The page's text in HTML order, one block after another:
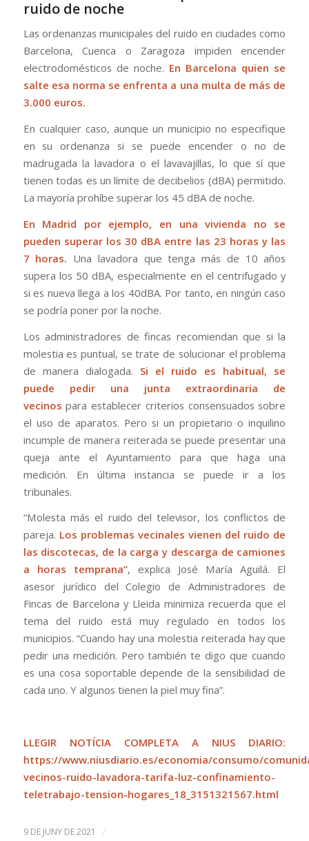
ruido de noche
Las ordenanzas municipales del ruido en ciudades como
Barcelona, Cuenca o Zaragoza impiden encender
electrodomésticos de noche. En Barcelona quien se
salte esa norma se enfrenta a una multa de más de
3.000 euros.
En cualquier caso, aunque un municipio no especifique
en su ordenanza si se puede encender o no de
madrugada la lavadora o el lavavajillas, lo que sí que
tienen todas es un límite de decibelios (dBA) permitido.
La mayoría prohíbe superar los 45 dBA de noche.
En Madrid por ejemplo, en una vivienda no se
pueden superar los 30 dBA entre las 23 horas y las
7 horas. Una lavadora que tenga más de 10 años
supera los 50 dBA, especialmente en el centrifugado y
si es nueva llega a los 40dBA. Por tanto, en ningún caso
se podría poner por la noche.
Los administradores de fincas recomiendan que si la
molestia es puntual, se trate de solucionar el problema
de manera dialogada. Si el ruido es habitual, se
puede pedir una junta extraordinaria de
vecinos para establecer criterios consensuados sobre
el uso de aparatos. Pero si un propietario o inquilino
incumple de manera reiterada se puede presentar una
queja ante el Ayuntamiento para que haga una
medición. En última instancia se puede ir a los
tribunales.
“Molesta más el ruido del televisor, los conflictos de
pareja. Los problemas vecinales vienen del ruido de
las discotecas, de la carga y descarga de camiones
a horas temprana”, explica José María Aguilá. El
asesor jurídico del Colegio de Administradores de
Fincas de Barcelona y Lleida minimiza recuerda que el
tema del ruido está muy regulado en todos los
municipios. “Cuando hay una molestia reiterada hay que
pedir una medición. Pero también te digo que cuando
es una cosa soportable depende de la sensibilidad de
cada uno. Y algunos tienen la piel muy fina”.
LLEGIR NOTÍCIA COMPLETA A NIUS DIARIO:
https://www.niusdiario.es/economia/consumo/
vecinos-ruido-lavadora-tarifa-luz-confinamiento-
teletrabajo-tension-hogares_18_3151321567.html
9 DE JUNY DE 2021 /